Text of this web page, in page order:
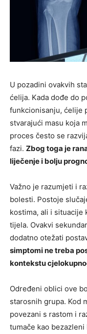
U pozadini ovakvih
ćelija. Kada dođe do
funkcionisanju, ćelije
stvarajući masu koja
proces često se
fazi. Zbog toga je
liječenje i bolju
Važno je razumjeti i
bolesti. Postoje
kostima, ali i situacije
tijela. Ovakvi
dodatno otežati
simptomi ne treba
kontekstu
Određeni oblici ove
starosnih grupa. Kod
povezani s rastom i
tumače kao